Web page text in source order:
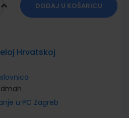
DODAJ U KOŠARICU
Hrvatskoj
u PC Zagreb